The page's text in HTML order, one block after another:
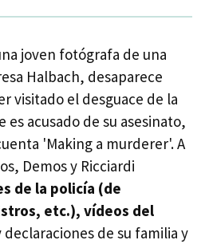
joven fotógrafa de una
Halbach, desaparece
visitado el desguace de la
es acusado de su asesinato,
'Making a murderer'. A
Demos y Ricciardi
de la policía (de
etc.), vídeos del
de su familia y